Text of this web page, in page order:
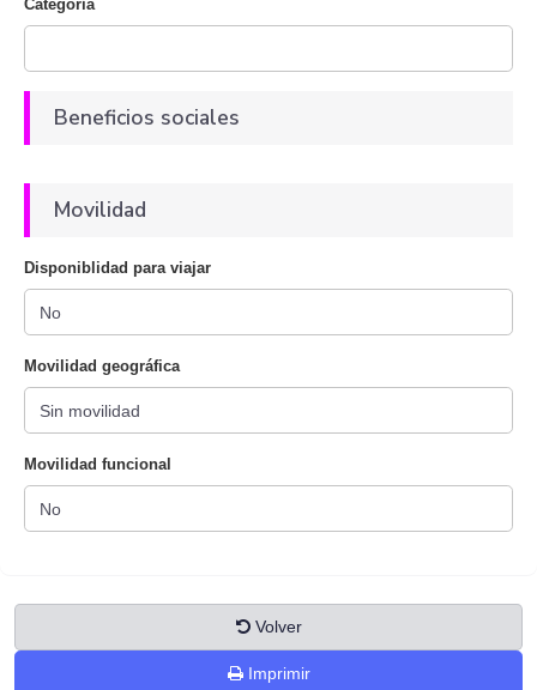
Categoría
Beneficios sociales
Movilidad
Disponiblidad para viajar
Movilidad geográfica
Movilidad funcional
Volver
Imprimir